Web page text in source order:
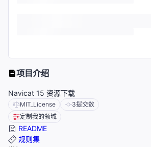
项目介绍
Navicat 15 资源下载
MIT_License 3提交数
定制我的领域
README
规则集